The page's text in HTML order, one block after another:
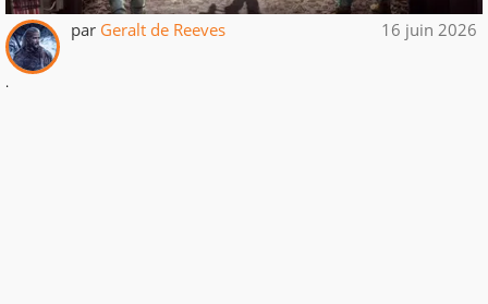
par Geralt de Reeves 16 juin 2026
.